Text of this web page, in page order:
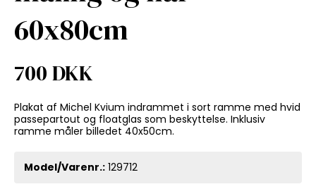
60x80cm
700 DKK
Plakat af Michel Kvium indrammet i sort ramme med hvid
passepartout og floatglas som beskyttelse. Inklusiv
ramme måler billedet 40x50cm.
Model/Varenr.: 129712